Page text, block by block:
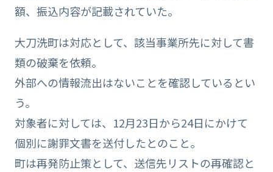
額、振込内容が記載されていた。
大刀洗町は対応として、該当事業所先に対して書
類の破棄を依頼。
外部への情報流出はないことを確認しているとい
う。
対象者に対しては、12月23日から24日にかけて
個別に謝罪文書を送付したとのこと。
町は再発防止策として、送信先リストの再確認と